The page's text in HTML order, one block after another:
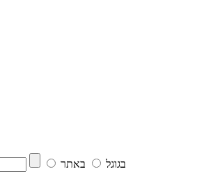
בגוגל באתר